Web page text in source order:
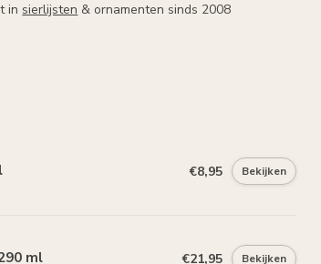
in sierlijsten & ornamenten sinds 2008
€8,95 Bekijken
ml €21,95 Bekijken